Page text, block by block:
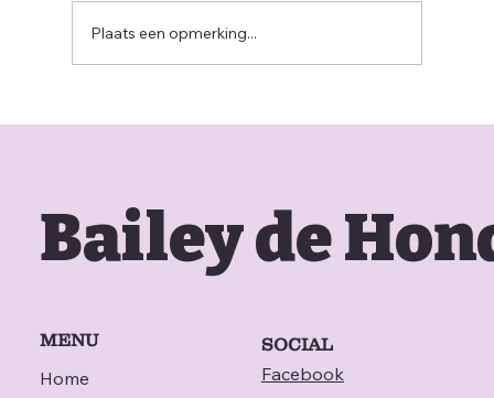
Plaats een opmerking...
Bailey de
MENU
Home
SOCIAL
Facebook